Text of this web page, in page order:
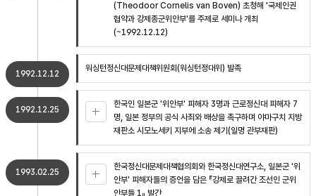
(Theodoor Cornelis van Boven) 초청해 '국제인권
협약과 강제종군위안부'를 주제로 세미나 개최
(~1992.12.12)
1992.12.12
워싱턴정신대문제대책위원회(워싱턴정대위) 발족
1992.12.25
한국인 일본군 '위안부' 피해자 3명과 근로정신대 피해자 7
명, 일본 정부의 공식 사죄와 배상을 촉구하며 야마구치 지방
재판소 시모노세키 지부에 소송 제기(일명 관부재판)
1993.02.25
한국정신대문제대책협의회와 한국정신대연구소, 일본군 '위
안부' 피해자들의 증언을 담은 『강제로 끌려간 조선인 군위
안부들 1』 발간